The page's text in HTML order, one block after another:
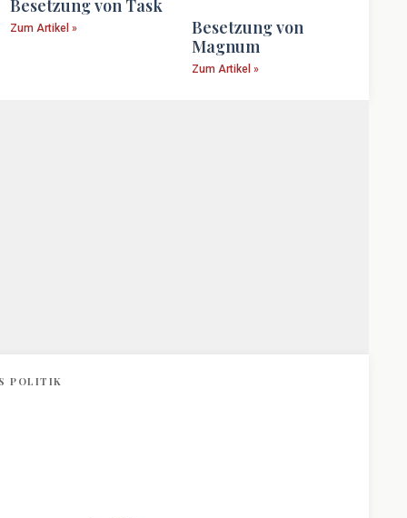
Besetzung von Task
Zum Artikel »
Besetzung von
Magnum
Zum Artikel »
POLITIK